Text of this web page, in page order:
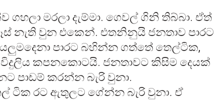
ගහලා මරලා දැම්මා. ගෙවල් ගිනි තිබ්බා. ඒත්
නැති වුන එකෙන්. එතනිනුයි ජනතාව පාරට
පාරට බහින්න ගත්තේ තෙල්ටික,
කපනකොටයි. ජනතාවට කිසිම දෙයක්
පාඩම් කරන්න බැරි වුනා.
ටික රට ඇතුලට ගේන්න බැරි වුනා. ඒ